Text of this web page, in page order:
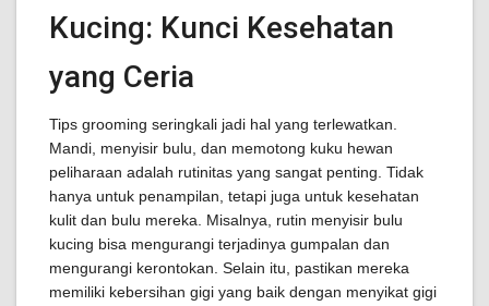
Kucing: Kunci Kesehatan
yang Ceria
Tips grooming seringkali jadi hal yang terlewatkan.
Mandi, menyisir bulu, dan memotong kuku hewan
peliharaan adalah rutinitas yang sangat penting. Tidak
hanya untuk penampilan, tetapi juga untuk kesehatan
kulit dan bulu mereka. Misalnya, rutin menyisir bulu
kucing bisa mengurangi terjadinya gumpalan dan
mengurangi kerontokan. Selain itu, pastikan mereka
memiliki kebersihan gigi yang baik dengan menyikat gigi